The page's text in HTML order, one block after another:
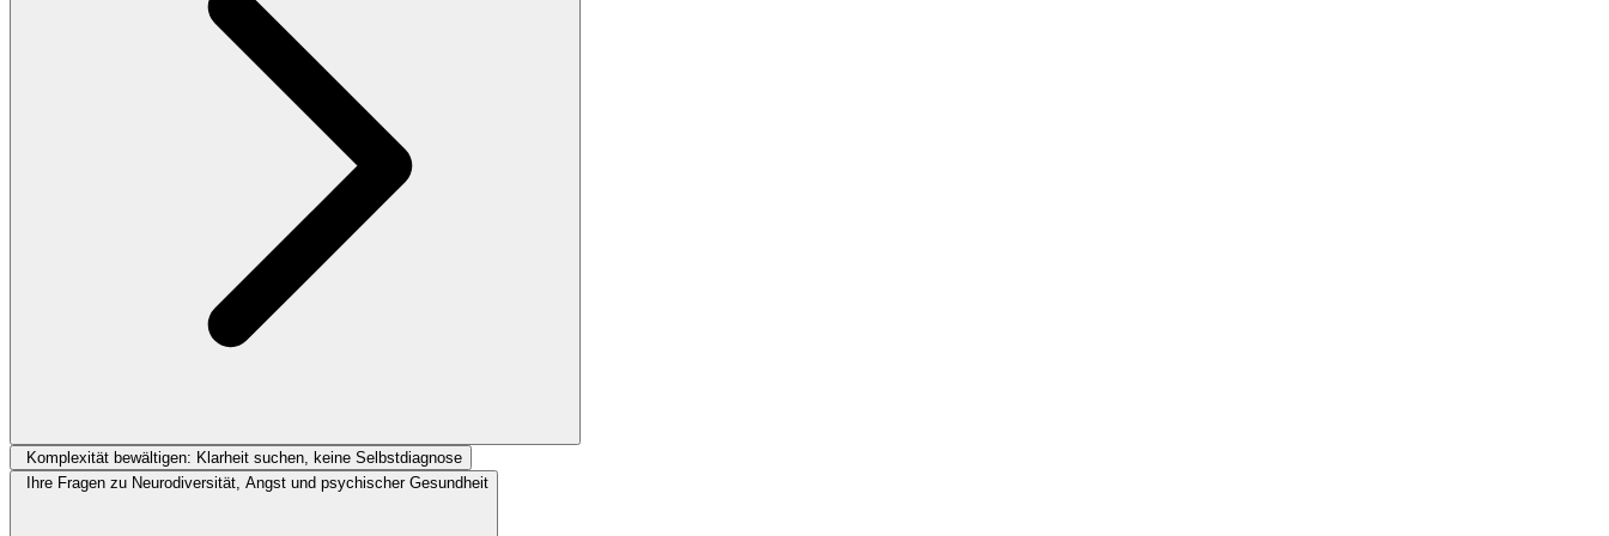
Komplexität bewältigen: Klarheit suchen, keine Selbstdiagnose
Ihre Fragen zu Neurodiversität, Angst und psychischer Gesundheit